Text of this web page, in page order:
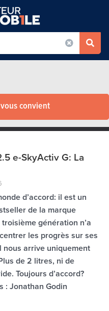
convient
e-SkyActiv G: La
d’accord: il est un
de la marque
génération n’a
les progrès sur ses
arrive uniquement
de 2 litres, ni de
Toujours d’accord?
: Jonathan Godin